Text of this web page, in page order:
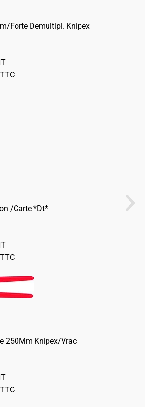
Forte Demultipl. Knipex
TTC
/Carte *Dt*
TTC
250Mm Knipex/Vrac
TTC